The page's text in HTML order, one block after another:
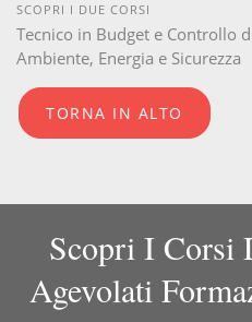
SCOPRI I DUE CORSI
Tecnico in Budget e Controllo
Ambiente, Energia e Sicurezza
TORNA IN ALTO
Scopri I Corsi
Agevolati